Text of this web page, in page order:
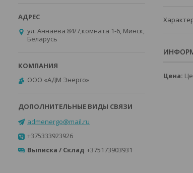
Цена:
ул. Аннаева 84/7,комната 1-6, Минск,
Беларусь
ООО «АДМ Энерго»
admenergo@mail.ru
+375333923926
Выписка / Склад +375173903931